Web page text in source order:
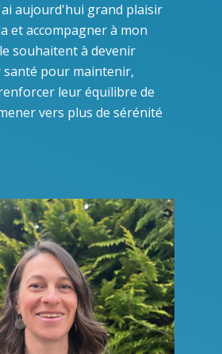
aujourd'hui grand plaisir
et accompagner à mon
souhaitent à devenir
santé pour maintenir,
leur équilibre de
vers plus de sérénité